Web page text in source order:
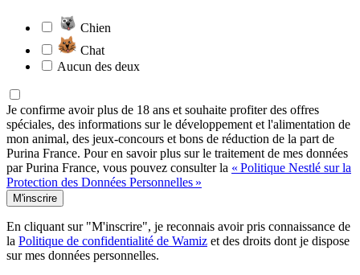
Chien
Chat
Aucun des deux
Je confirme avoir plus de 18 ans et souhaite profiter des offres
spéciales, des informations sur le développement et l'alimentation de
mon animal, des jeux-concours et bons de réduction de la part de
Purina France. Pour en savoir plus sur le traitement de mes données
par Purina France, vous pouvez consulter la « Politique Nestlé sur la
Protection des Données Personnelles »
M'inscrire
En cliquant sur "M'inscrire", je reconnais avoir pris connaissance de
la Politique de confidentialité de Wamiz et des droits dont je dispose
sur mes données personnelles.